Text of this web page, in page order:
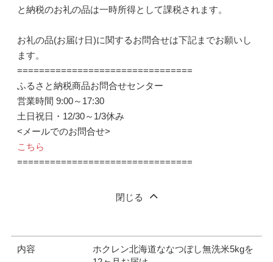
と納税のお礼の品は一時所得として課税されます。
お礼の品(お届け日)に関するお問合せは下記までお願いし
ます。
================================
ふるさと納税商品お問合せセンター
営業時間 9:00～17:30
土日祝日・12/30～1/3休み
<メールでのお問合せ>
こちら
================================
閉じる
内容
ホクレン北海道ななつぼし無洗米5kgを